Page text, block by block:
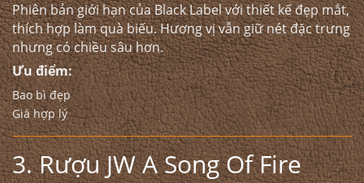
Phiên bản giới hạn của Black Label với thiết kế đẹp mắt,
thích hợp làm quà biếu. Hương vị vẫn giữ nét đặc trưng
nhưng có chiều sâu hơn.
Ưu điểm:
Bao bì đẹp
Giá hợp lý
3. Rượu JW A Song Of Fire